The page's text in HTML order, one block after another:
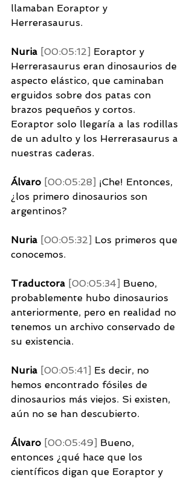
llamaban Eoraptor y
Herrerasaurus.
Nuria [00:05:12] Eoraptor y
Herrerasaurus eran dinosaurios de
aspecto elástico, que caminaban
erguidos sobre dos patas con
brazos pequeños y cortos.
Eoraptor solo llegaría a las rodillas
de un adulto y los Herrerasaurus a
nuestras caderas.
Álvaro [00:05:28] ¡Che! Entonces,
¿los primero dinosaurios son
argentinos?
Nuria [00:05:32] Los primeros que
conocemos.
Traductora [00:05:34] Bueno,
probablemente hubo dinosaurios
anteriormente, pero en realidad no
tenemos un archivo conservado de
su existencia.
Nuria [00:05:41] Es decir, no
hemos encontrado fósiles de
dinosaurios más viejos. Si existen,
aún no se han descubierto.
Álvaro [00:05:49] Bueno,
entonces ¿qué hace que los
científicos digan que Eoraptor y